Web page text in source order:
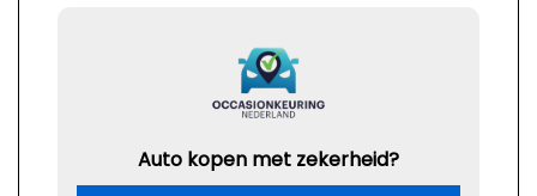
Auto kopen met zekerheid?